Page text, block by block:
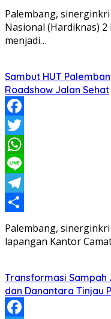
Share
Palembang,
Nasional (Hardiknas)
menjadi…
Sambut HUT
Roadshow Jalan Sehat
Facebook
Twitter
WhatsApp
Line
Telegram
Share
Palembang,
lapangan Kantor
Transformasi Sampah
dan Danantara Tinjau